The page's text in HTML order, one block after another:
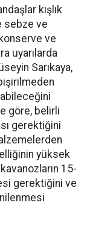
kışlık
sebze ve
ve
uyarılarda
Sarıkaya,
göre, belirli
gerektiğini
yüksek
15-
gerektiğini ve